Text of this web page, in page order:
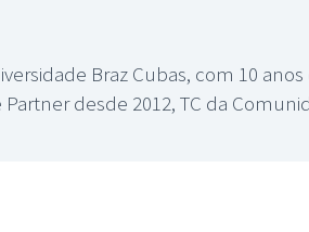
Braz Cubas, com 10
desde 2012, TC da